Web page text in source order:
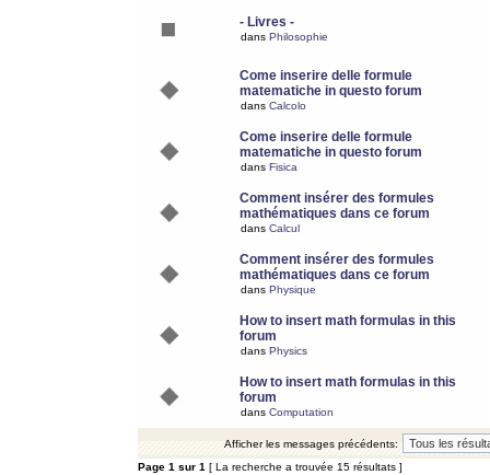
- Livres -
dans Philosophie
Come inserire delle formule
matematiche in questo forum
dans Calcolo
Come inserire delle formule
matematiche in questo forum
dans Fisica
Comment insérer des formules
mathématiques dans ce forum
dans Calcul
Comment insérer des formules
mathématiques dans ce forum
dans Physique
How to insert math formulas in this
forum
dans Physics
How to insert math formulas in this
forum
dans Computation
Afficher les messages précédents:
Page 1 sur 1 [ La recherche a trouvée 15 résultats ]